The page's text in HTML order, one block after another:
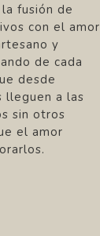
la fusión de
con el amor
y
de cada
desde
lleguen a las
sin otros
el amor